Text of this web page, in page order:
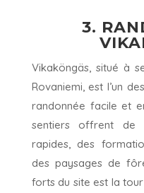
3.
Vikaköngäs, situé à
Rovaniemi, est l’un
randonnée facile et
sentiers offrent de
rapides, des
des paysages de
forts du site est la